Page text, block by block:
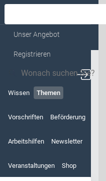
Unser Angebot
Registrieren
Wissen Themen
Vorschriften Beförderung
Arbeitshilfen Newsletter
Veranstaltungen Shop